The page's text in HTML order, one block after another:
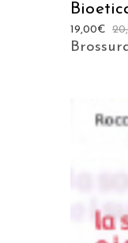
19,00€